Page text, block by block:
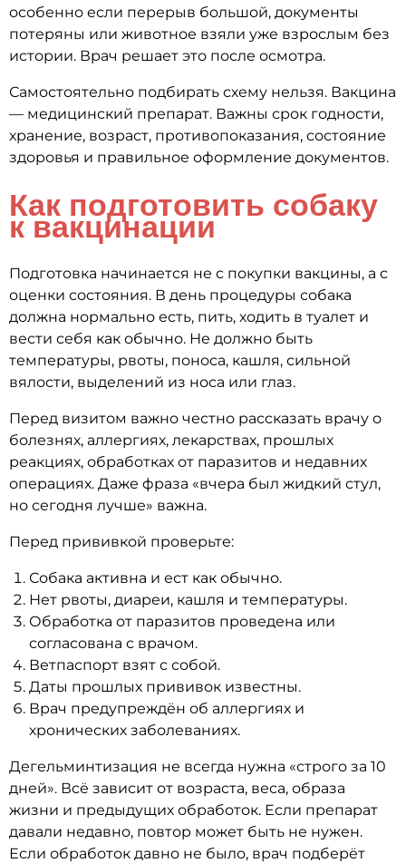
особенно если перерыв большой, документы
потеряны или животное взяли уже взрослым без
истории. Врач решает это после осмотра.
Самостоятельно подбирать схему нельзя. Вакцина
— медицинский препарат. Важны срок годности,
хранение, возраст, противопоказания, состояние
здоровья и правильное оформление документов.
Как подготовить собаку
к вакцинации
Подготовка начинается не с покупки вакцины, а с
оценки состояния. В день процедуры собака
должна нормально есть, пить, ходить в туалет и
вести себя как обычно. Не должно быть
температуры, рвоты, поноса, кашля, сильной
вялости, выделений из носа или глаз.
Перед визитом важно честно рассказать врачу о
болезнях, аллергиях, лекарствах, прошлых
реакциях, обработках от паразитов и недавних
операциях. Даже фраза «вчера был жидкий стул,
но сегодня лучше» важна.
Перед прививкой проверьте:
Собака активна и ест как обычно.
Нет рвоты, диареи, кашля и температуры.
Обработка от паразитов проведена или
согласована с врачом.
Ветпаспорт взят с собой.
Даты прошлых прививок известны.
Врач предупреждён об аллергиях и
хронических заболеваниях.
Дегельминтизация не всегда нужна «строго за 10
дней». Всё зависит от возраста, веса, образа
жизни и предыдущих обработок. Если препарат
давали недавно, повтор может быть не нужен.
Если обработок давно не было, врач подберёт